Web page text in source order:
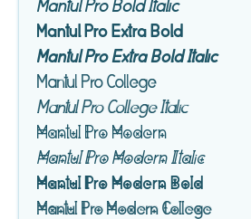
Mantul Pro Bold Italic
Mantul Pro Extra Bold
Mantul Pro Extra Bold Italic
Mantul Pro College
Mantul Pro College Italic
Mantul Pro Modern
Mantul Pro Modern Italic
Mantul Pro Modern Bold
Mantul Pro Modern College